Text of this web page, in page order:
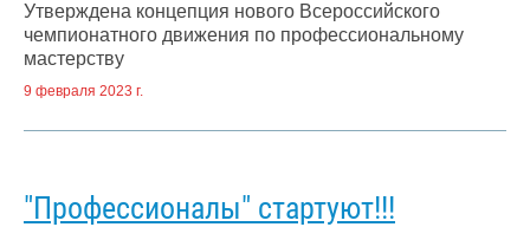
Утверждена концепция нового Всероссийского
чемпионатного движения по профессиональному
мастерству
9 февраля 2023 г.
"Профессионалы" стартуют!!!